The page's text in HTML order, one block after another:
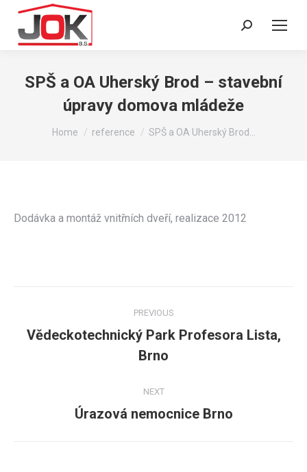
Search:
SPŠ a OA Uherský Brod – stavební
úpravy domova mládeže
You are here:
Home reference SPŠ a OA Uherský Brod…
Dodávka a montáž vnitřních dveří, realizace 2012
navigation
PREVIOUS
Previous
post:
Vědeckotechnický Park Profesora Lista,
Brno
NEXT
Next
Úrazová nemocnice Brno